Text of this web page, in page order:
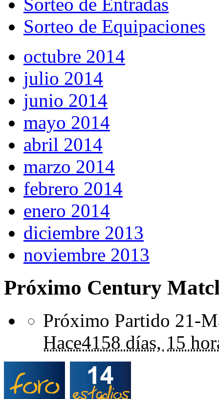
Sorteo de Entradas
Sorteo de Equipaciones
octubre 2014
julio 2014
junio 2014
mayo 2014
abril 2014
marzo 2014
febrero 2014
enero 2014
diciembre 2013
noviembre 2013
Próximo Century
Próximo Partido 21-
Hace4158 días, 15